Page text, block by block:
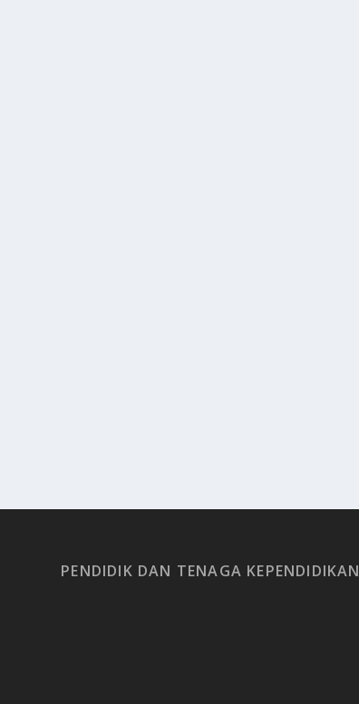
PENDIDIK DAN TENAGA KEPENDIDIKAN